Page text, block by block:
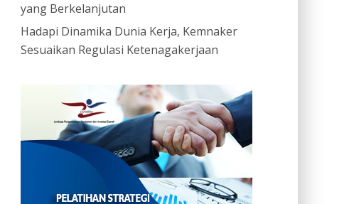
yang Berkelanjutan
Hadapi Dinamika Dunia Kerja, Kemnaker
Sesuaikan Regulasi Ketenagakerjaan